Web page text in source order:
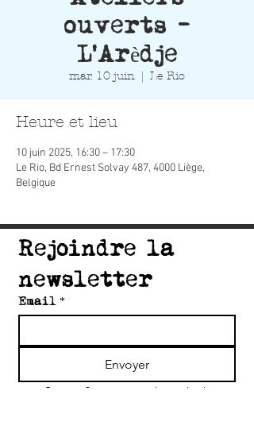
ouverts -
L'Arèdje
mar. 10 juin
  |
Le Rio
Heure et lieu
10 juin 2025, 16:30 – 17:30
Le Rio, Bd Ernest Solvay 487, 4000 Liège,
Belgique
Rejoindre la
newsletter
Email *
Envoyer
Je confirme mon inscription